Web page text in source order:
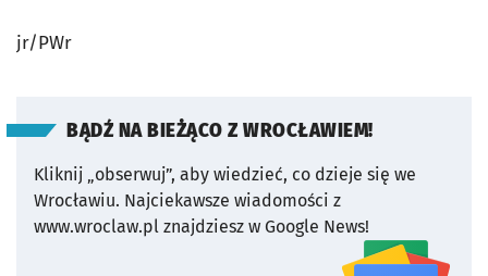
jr/PWr
BĄDŹ NA BIEŻĄCO Z WROCŁAWIEM!
Kliknij „obserwuj”, aby wiedzieć, co dzieje się we
Wrocławiu. Najciekawsze wiadomości z
www.wroclaw.pl znajdziesz w Google News!